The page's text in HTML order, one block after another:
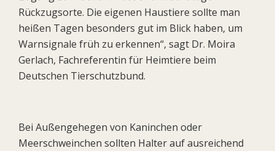
Rückzugsorte. Die eigenen Haustiere sollte man
heißen Tagen besonders gut im Blick haben, um
Warnsignale früh zu erkennen“, sagt Dr. Moira
Gerlach, Fachreferentin für Heimtiere beim
Deutschen Tierschutzbund.
Bei Außengehegen von Kaninchen oder
Meerschweinchen sollten Halter auf ausreichend